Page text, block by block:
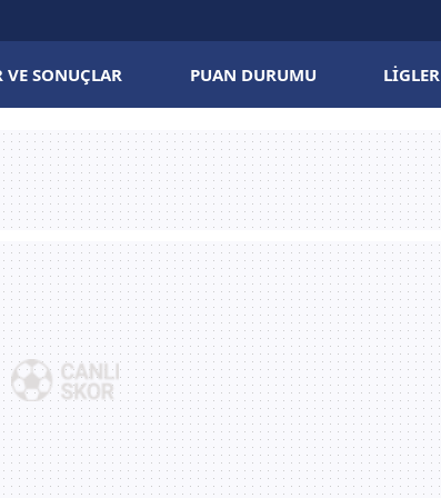
VE SONUÇLAR PUAN DURUMU LIGLER